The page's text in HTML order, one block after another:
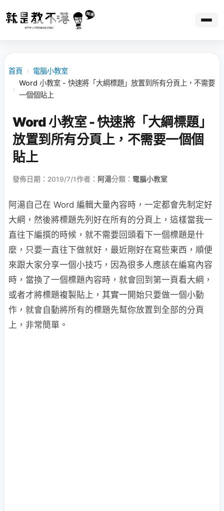
首頁 › 電腦小教室
›
Word 小教室 - 快速將「大綱標題」放置到所有分頁上，不需要
一個個貼上
Word 小教室 - 快速將「大綱標題」
放置到所有分頁上，不需要一個個
貼上
發佈日期：2019/7/1作者： 阿湯分類： 電腦小教室
阿湯自己在 Word 編輯大量內容時，一定都會先制定好
大綱，然後將標題先列好在所有的分頁上，這樣當我一
直往下編撰的時候，就不需要回頭看下一個標題是什
麼，只要一直往下做就好，最近剛好在寫些東西，順便
來跟大家分享一個小技巧，因為很多人應該在編寫內容
時，當換了一個標題內容時，就會回到第一頁看大綱，
或者才將標題複製貼上，其實一開始只要做一個小動
作，就會自動將所有的標題先幫你放置到全部的分頁
上，非常簡單。